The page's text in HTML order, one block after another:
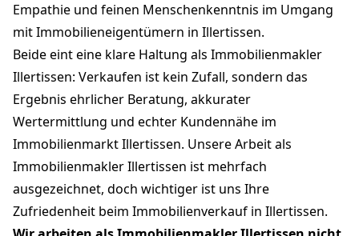
Empathie und feinen Menschenkenntnis im Umgang
mit Immobilieneigentümern in Illertissen.
Beide eint eine klare Haltung als Immobilienmakler
Illertissen: Verkaufen ist kein Zufall, sondern das
Ergebnis ehrlicher Beratung, akkurater
Wertermittlung und echter Kundennähe im
Immobilienmarkt Illertissen. Unsere Arbeit als
Immobilienmakler Illertissen ist mehrfach
ausgezeichnet, doch wichtiger ist uns Ihre
Zufriedenheit beim Immobilienverkauf in Illertissen.